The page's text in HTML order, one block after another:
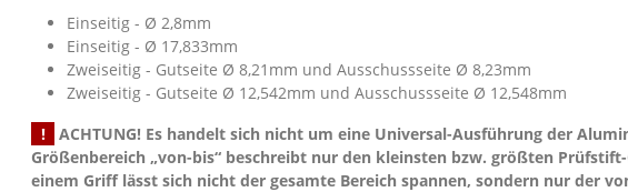
Einseitig - Ø 2,8mm
Einseitig - Ø 17,833mm
Zweiseitig - Gutseite Ø 8,21mm und Ausschussseite Ø 8,23mm
Zweiseitig - Gutseite Ø 12,542mm und Ausschussseite Ø 12,548mm
!
ACHTUNG! Es handelt sich nicht um eine Universal-Ausführung der
Größenbereich „von-bis“ beschreibt nur den kleinsten bzw. größten
einem Griff lässt sich nicht der gesamte Bereich spannen, sondern nur der